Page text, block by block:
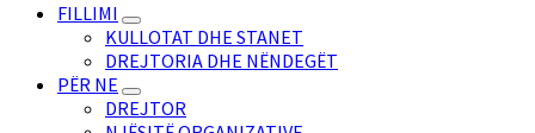
FILLIMI
KULLOTAT DHE STANET
DREJTORIA DHE NËNDEGËT
PËR NE
DREJTOR